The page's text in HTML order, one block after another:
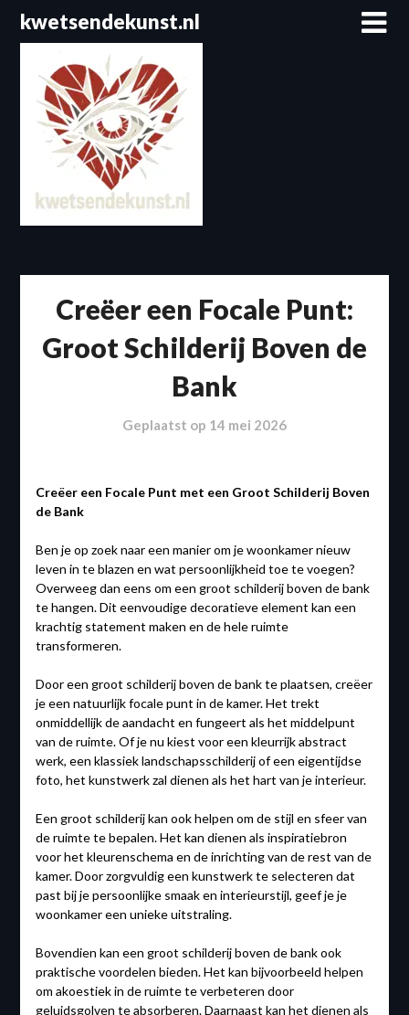
Spring
naar
inhoud
kwetsendekunst.nl
Creëer een Focale Punt:
Groot Schilderij Boven de
Bank
Geplaatst op 14 mei 2026
Creëer een Focale Punt met een Groot Schilderij Boven
de Bank
Ben je op zoek naar een manier om je woonkamer nieuw
leven in te blazen en wat persoonlijkheid toe te voegen?
Overweeg dan eens om een groot schilderij boven de bank
te hangen. Dit eenvoudige decoratieve element kan een
krachtig statement maken en de hele ruimte
transformeren.
Door een groot schilderij boven de bank te plaatsen, creëer
je een natuurlijk focale punt in de kamer. Het trekt
onmiddellijk de aandacht en fungeert als het middelpunt
van de ruimte. Of je nu kiest voor een kleurrijk abstract
werk, een klassiek landschapsschilderij of een eigentijdse
foto, het kunstwerk zal dienen als het hart van je interieur.
Een groot schilderij kan ook helpen om de stijl en sfeer van
de ruimte te bepalen. Het kan dienen als inspiratiebron
voor het kleurenschema en de inrichting van de rest van de
kamer. Door zorgvuldig een kunstwerk te selecteren dat
past bij je persoonlijke smaak en interieurstijl, geef je je
woonkamer een unieke uitstraling.
Bovendien kan een groot schilderij boven de bank ook
praktische voordelen bieden. Het kan bijvoorbeeld helpen
om akoestiek in de ruimte te verbeteren door
geluidsgolven te absorberen. Daarnaast kan het dienen als